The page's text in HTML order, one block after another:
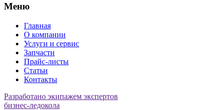
Меню
Главная
О компании
Услуги и сервис
Запчасти
Прайс-листы
Статьи
Контакты
Разработано экипажем экспертов
бизнес-ледокола